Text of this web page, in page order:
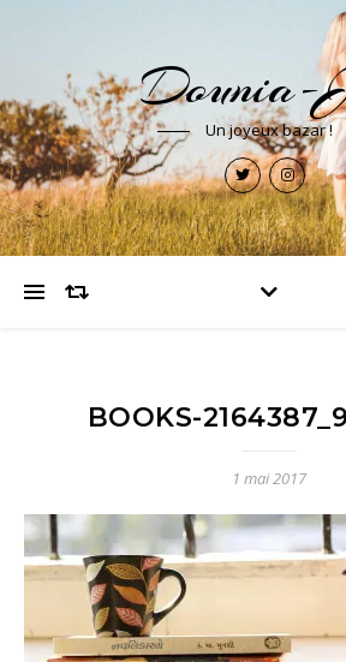
Dounia-
Un joyeux bazar !
BOOKS-
1 mai 2017